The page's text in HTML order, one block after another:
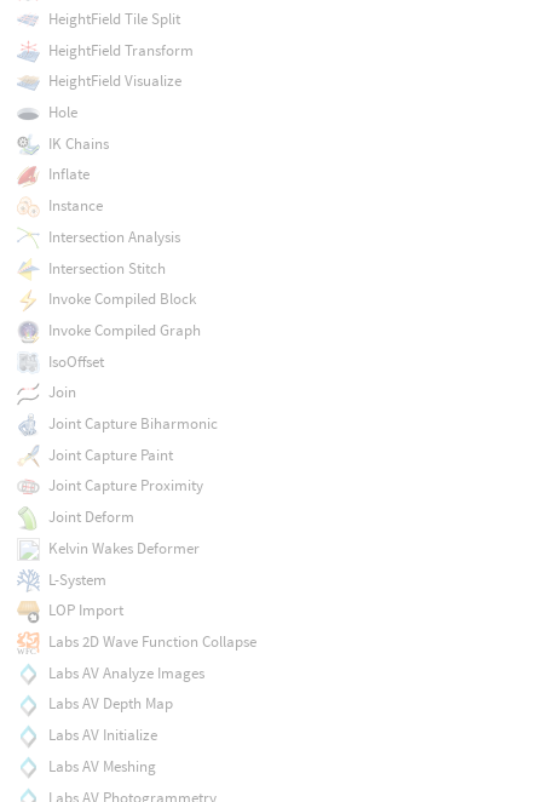
HeightField Tile Split
HeightField Transform
HeightField Visualize
Hole
IK Chains
Inflate
Instance
Intersection Analysis
Intersection Stitch
Invoke Compiled Block
Invoke Compiled Graph
IsoOffset
Join
Joint Capture Biharmonic
Joint Capture Paint
Joint Capture Proximity
Joint Deform
Kelvin Wakes Deformer
L-System
LOP Import
Labs 2D Wave Function Collapse
Labs AV Analyze Images
Labs AV Depth Map
Labs AV Initialize
Labs AV Meshing
Labs AV Photogrammetry